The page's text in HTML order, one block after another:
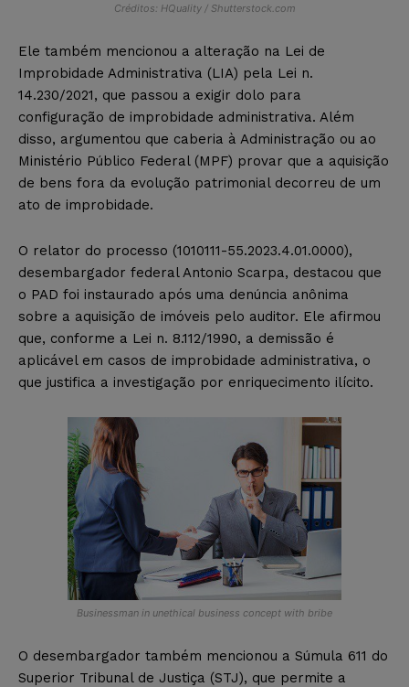
Créditos: HQuality / Shutterstock.com
Ele também mencionou a alteração na Lei de
Improbidade Administrativa (LIA) pela Lei n.
14.230/2021, que passou a exigir dolo para
configuração de improbidade administrativa. Além
disso, argumentou que caberia à Administração ou ao
Ministério Público Federal (MPF) provar que a aquisição
de bens fora da evolução patrimonial decorreu de um
ato de improbidade.
O relator do processo (1010111-55.2023.4.01.0000),
desembargador federal Antonio Scarpa, destacou que
o PAD foi instaurado após uma denúncia anônima
sobre a aquisição de imóveis pelo auditor. Ele afirmou
que, conforme a Lei n. 8.112/1990, a demissão é
aplicável em casos de improbidade administrativa, o
que justifica a investigação por enriquecimento ilícito.
Businessman in unethical business concept with bribe
O desembargador também mencionou a Súmula 611 do
Superior Tribunal de Justiça (STJ), que permite a